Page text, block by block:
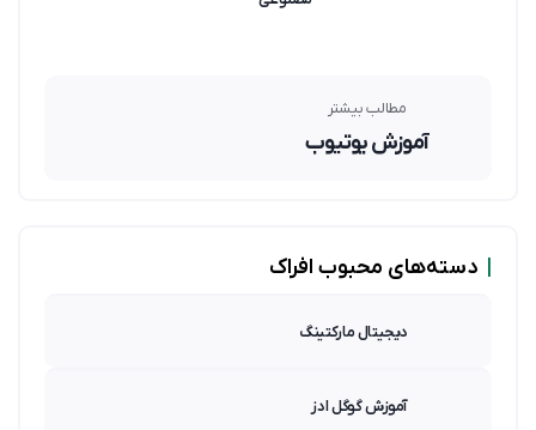
مطالب بیشتر
آموزش یوتیوب
دسته‌های محبوب افراک
دیجیتال مارکتینگ
آموزش گوگل ادز